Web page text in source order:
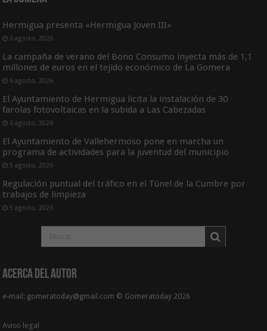
Hermigua presenta «Hermigua Joven III»
6 agosto, 2026
La campaña de verano del Bono Consumo inyecta más de 1,1
millones de euros en el tejido económico de La Gomera
6 agosto, 2026
El Ayuntamiento de Hermigua licita la instalación de 30
farolas fotovoltaicas en la subida a Las Cabezadas
6 agosto, 2026
El Ayuntamiento de Vallehermoso pone en marcha un
programa de actividades para la juventud del municipio
5 agosto, 2026
Regulación puntual del tráfico en el Túnel de la Cumbre por
trabajos de limpieza
5 agosto, 2026
Acerca del Autor
e-mail: gomeratoday@gmail.com © Gomeratoday 2026
Aviso legal